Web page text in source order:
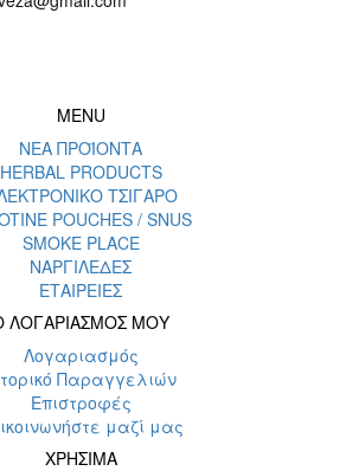
MENU
ΝΕΑ ΠΡΟΪΟΝΤΑ
HERBAL PRODUCTS
ΤΣΙΓΑΡΟ
POUCHES / SNUS
SMOKE PLACE
ΝΑΡΓΙΛΕΔΕΣ
ΕΤΑΙΡΕΙΕΣ
ΛΟΓΑΡΙΑΣΜΟΣ ΜΟΥ
Λογαριασμός
Παραγγελιών
Επιστροφές
μαζί μας
ΧΡΗΣΙΜΑ